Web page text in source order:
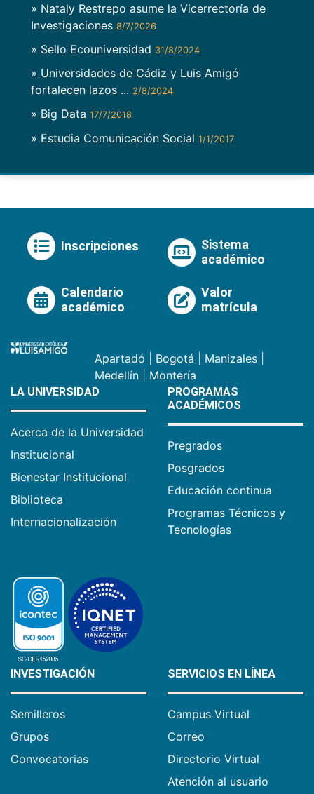
» Nataly Restrepo asume la Vicerrectoría de
Investigaciones 8/7/2026
» Sello Ecouniversidad 31/8/2024
» Universidades de Cádiz y Luis Amigó
fortalecen lazos ... 2/8/2024
» Big Data 17/7/2018
» Estudia Comunicación Social 1/1/2017
Inscripciones
Sistema
académico
Calendario
académico
Valor
matrícula
Apartadó Bogotá Manizales
Medellín
Montería
LA UNIVERSIDAD
Acerca de la Universidad
Institucional
Bienestar Institucional
Biblioteca
Internacionalización
PROGRAMAS
ACADÉMICOS
Pregrados
Posgrados
Educación continua
Programas Técnicos y
Tecnologías
INVESTIGACIÓN
Semilleros
Grupos
Convocatorias
SERVICIOS EN LÍNEA
Campus Virtual
Correo
Directorio Virtual
Atención al usuario